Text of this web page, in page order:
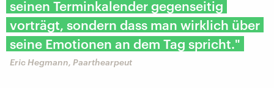
seinen Terminkalender gegenseitig
vorträgt, sondern dass man wirklich über
seine Emotionen an dem Tag spricht."
Eric Hegmann, Paarthearpeut